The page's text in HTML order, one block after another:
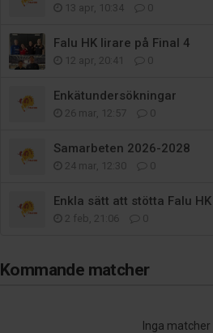
13 apr, 10:34 0
Falu HK lirare på Final 4
12 apr, 20:41 0
Enkätundersökningar
26 mar, 12:57 0
Samarbeten 2026-2028
24 mar, 12:30 0
Enkla sätt att stötta Falu
2 feb, 21:06 0
Kommande matcher
Inga